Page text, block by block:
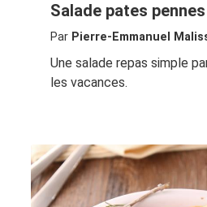
Salade pates
Par Pierre-Emmanuel
Une salade repas simple
les vacances.